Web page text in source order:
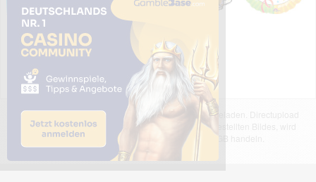
Das dargestellte Bild wurde von einem Nutzer hochgeladen. Directupload
übernimmt keinerlei Haftung für den Inhalt des dargestellten Bildes, wird
jedoch bei Verstößen nach §2(3) unserer AGB handeln.